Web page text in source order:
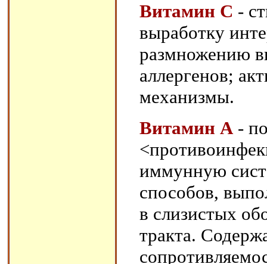
Витамин С -
выработку
размножению
аллергенов;
механизмы.
Витамин А-
иммунную
способов,
в слизистых
тракта.